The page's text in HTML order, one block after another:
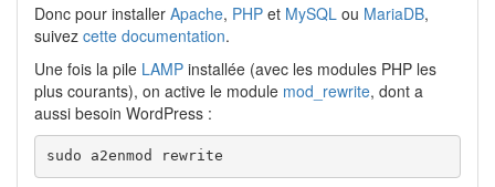
Donc pour installer Apache, PHP et MySQL ou MariaDB,
suivez cette documentation.
Une fois la pile LAMP installée (avec les modules PHP les
plus courants), on active le module mod_rewrite, dont a
aussi besoin WordPress :
sudo a2enmod rewrite